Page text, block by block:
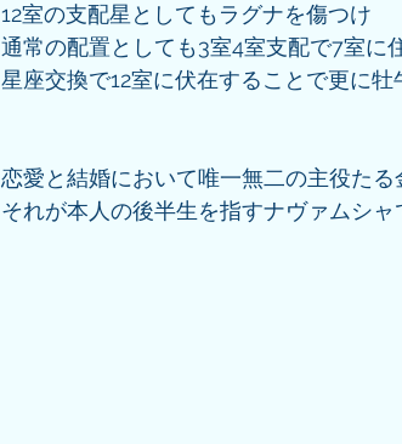
12室の支配星としてもラグナを傷つけ
通常の配置としても3室4室支配で7室に
星座交換で12室に伏在することで更に
恋愛と結婚において唯一無二の主役た
それが本人の後半生を指すナヴァムシ